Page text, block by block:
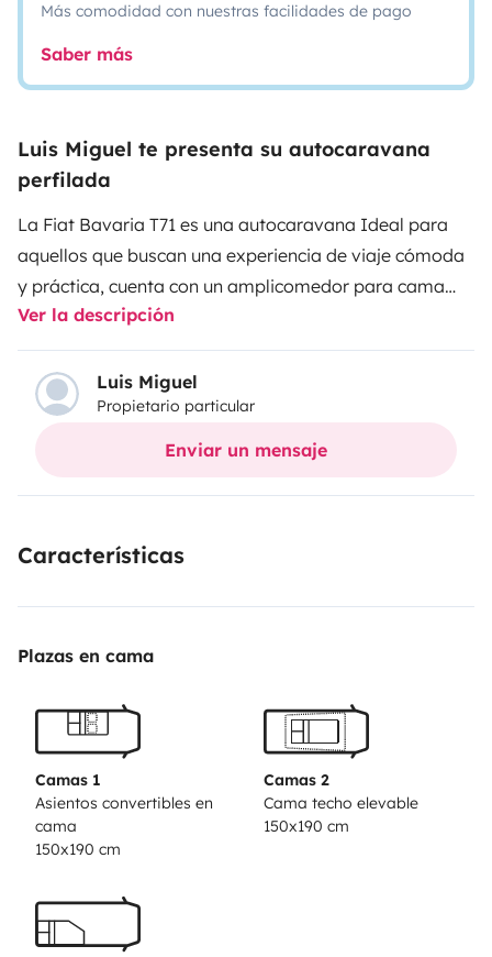
Más comodidad con nuestras facilidades de pago
Saber más
Luis Miguel te presenta su autocaravana
perfilada
La Fiat Bavaria T71 es una autocaravana Ideal para
aquellos que buscan una experiencia de viaje cómoda
y práctica, cuenta con un amplicomedor para cama
elevable, gran calidad de armarios y con un diseño
compacto y funcional que se adapta a diferentes
necesidades y preferencias. Para vuestra comodidad,
el precio de la limpieza incluye el vaciado de aguas
grises y negras. Así que podréis disfrutar de vuestro
aguas sucias. iSin preocupaciones adicionales!
Ver la descripción
Luis Miguel
Propietario particular
Enviar un mensaje
Características
Plazas en cama
Camas 1
Asientos convertibles en
cama
150x190 cm
Camas 2
Cama techo elevable
150x190 cm